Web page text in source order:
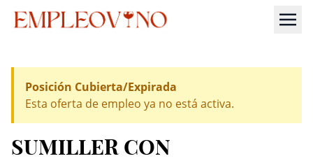
Posición Cubierta/Expirada
Esta oferta de empleo ya no está activa.
SUMILLER CON